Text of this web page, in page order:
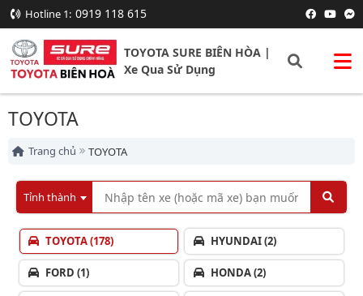
Hotline 1: 0919 118 615
TOYOTA SURE BIÊN HÒA |
Xe Qua Sử Dụng
TOYOTA
Trang chủ TOYOTA
Tỉnh thành
TOYOTA(178) HYUNDAI(2)
FORD (1) HONDA(2)